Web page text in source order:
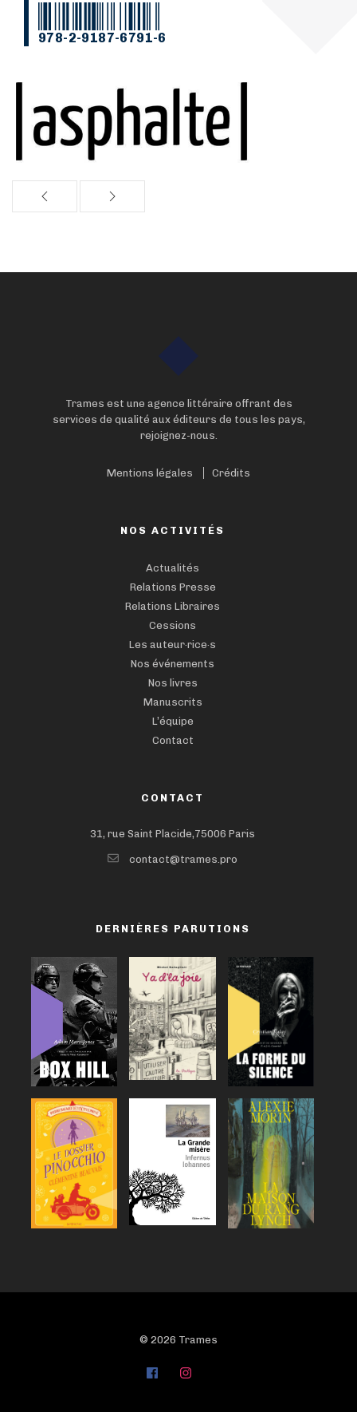
978-2-9187-6791-6
Trames est une agence littéraire offrant des
services de qualité aux éditeurs de tous les pays,
rejoignez-nous.
Mentions légales Crédits
NOS ACTIVITÉS
Actualités
Relations Presse
Relations Libraires
Cessions
Les auteur·rice·s
Nos événements
Nos livres
Manuscrits
L’équipe
Contact
CONTACT
31, rue Saint Placide,75006 Paris
contact@trames.pro
DERNIÈRES PARUTIONS
© 2026 Trames